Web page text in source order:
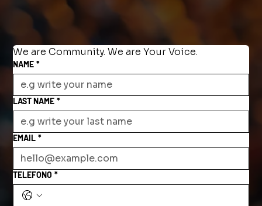
We are Community. We are Your Voice.
NAME *
LAST NAME *
EMAIL *
TELEFONO *